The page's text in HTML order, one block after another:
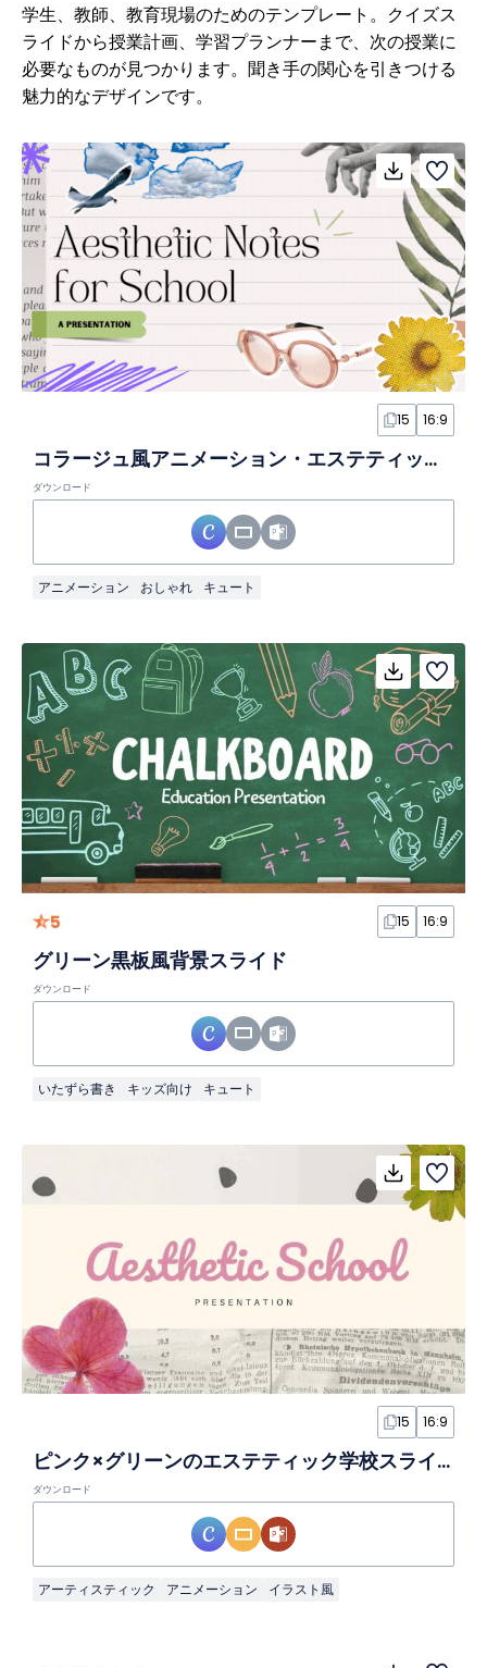
学生、教師、教育現場のためのテンプレート。クイズス
ライドから授業計画、学習プランナーまで、次の授業に
必要なものが見つかります。聞き手の関心を引きつける
魅力的なデザインです。
15 16:9
コラージュ風アニメーション・エステティックノートスライド
ダウンロード
アニメーション おしゃれ キュート
5 15 16:9
グリーン黒板風背景スライド
ダウンロード
いたずら書き キッズ向け キュート
15 16:9
ピンク×グリーンのエステティック学校スライド
ダウンロード
アーティスティック アニメーション イラスト風